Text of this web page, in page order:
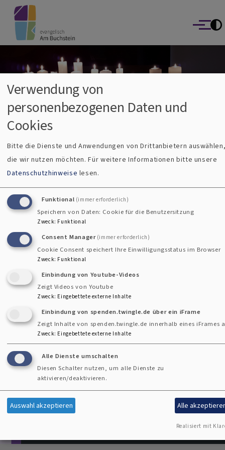
Direkt zum Inhalt
evangelisch Am Buchstein
Die Bayreuther Kirchengemeinden Altstadt |
Lutherkirche
Menü
Breadcrumb
Startseite Taufkerzen auf dem Altar der Lutherkirche
Taufkerzen auf dem Altar der
Lutherkirche
Fußbereichsmenü
Cookie-Einstellungen
Impressum
Datenschutzerklärung
Barrierefreiheitserklärung
Benutzermenü
Anmelden
Verwendung von
personenbezogenen Daten und
Cookies
Bitte die Dienste und Anwendungen von Drittanbietern
die wir nutzen möchten.Für weitere Informationen bitte unsere
Datenschutzhinweise lesen.
Funktional (immer erforderlich)
Speichern von Daten: Cookie für die Benutzersitzung
Zweck: Funktional
Consent Manager (immer erforderlich)
Cookie Consent speichert Ihre Einwilligungsstatus im Browser
Zweck: Funktional
Einbindung von Youtube-Videos
Zeigt Videos von Youtube
Zweck: Eingebettete externe Inhalte
Einbindung von spenden.twingle.de über ein iFrame
Zeigt Inhalte von spenden.twingle.de innerhalb eines iFrames
Zweck: Eingebettete externe Inhalte
Alle Dienste umschalten
Diesen Schalter nutzen, um alle Dienste zu
aktivieren/deaktivieren.
Auswahl akzeptieren Alle
Realisiert mit